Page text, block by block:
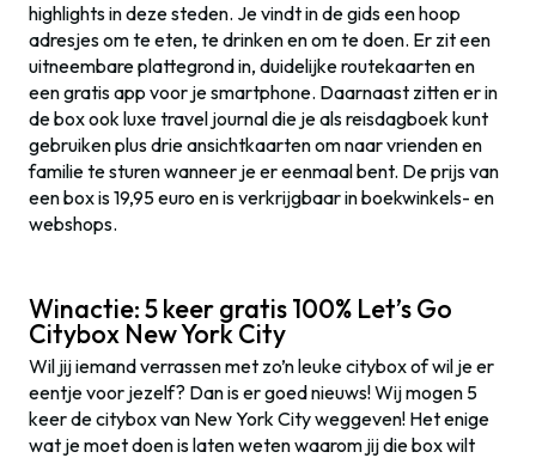
highlights in deze steden. Je vindt in de gids een hoop
adresjes om te eten, te drinken en om te doen. Er zit een
uitneembare plattegrond in, duidelijke routekaarten en
een gratis app voor je smartphone. Daarnaast zitten er in
de box ook luxe travel journal die je als reisdagboek kunt
gebruiken plus drie ansichtkaarten om naar vrienden en
familie te sturen wanneer je er eenmaal bent. De prijs van
een box is 19,95 euro en is verkrijgbaar in boekwinkels- en
webshops.
Winactie: 5 keer gratis 100% Let’s Go
Citybox New York City
Wil jij iemand verrassen met zo’n leuke citybox of wil je er
eentje voor jezelf? Dan is er goed nieuws! Wij mogen 5
keer de citybox van New York City weggeven! Het enige
wat je moet doen is laten weten waarom jij die box wilt